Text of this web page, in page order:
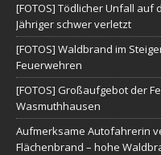
[FOTOS] Tödlicher Unfall auf
Jähriger schwer verletzt
[FOTOS] Waldbrand im
Feuerwehren
[FOTOS] Großaufgebot der
Wasmuthhausen
Aufmerksame Autofahrerin
Flächenbrand – hohe